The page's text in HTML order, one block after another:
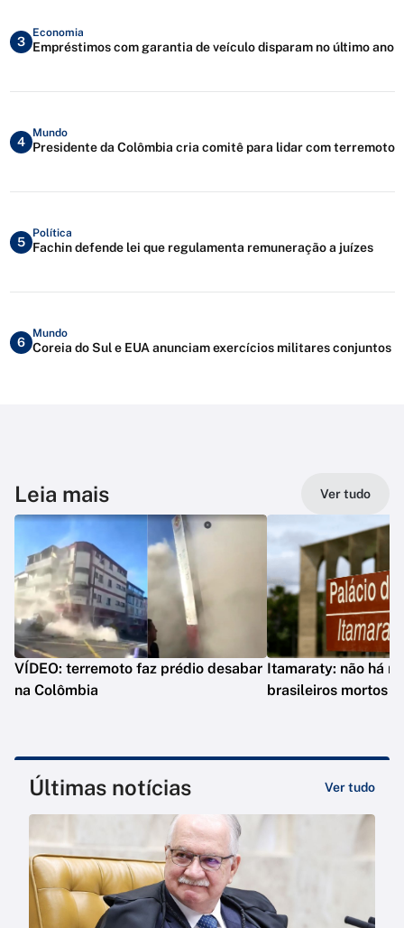
3
Economia
Empréstimos com garantia de veículo disparam no último ano
4
Mundo
Presidente da Colômbia cria comitê para lidar com terremoto
5
Política
Fachin defende lei que regulamenta remuneração a juízes
6
Mundo
Coreia do Sul e EUA anunciam exercícios militares conjuntos
Leia mais Ver tudo
VÍDEO: terremoto faz prédio desabar
na Colômbia
Itamaraty: não há
brasileiros mortos
Últimas notícias Ver tudo